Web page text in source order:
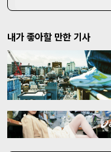
내가 좋아할 만한 기사